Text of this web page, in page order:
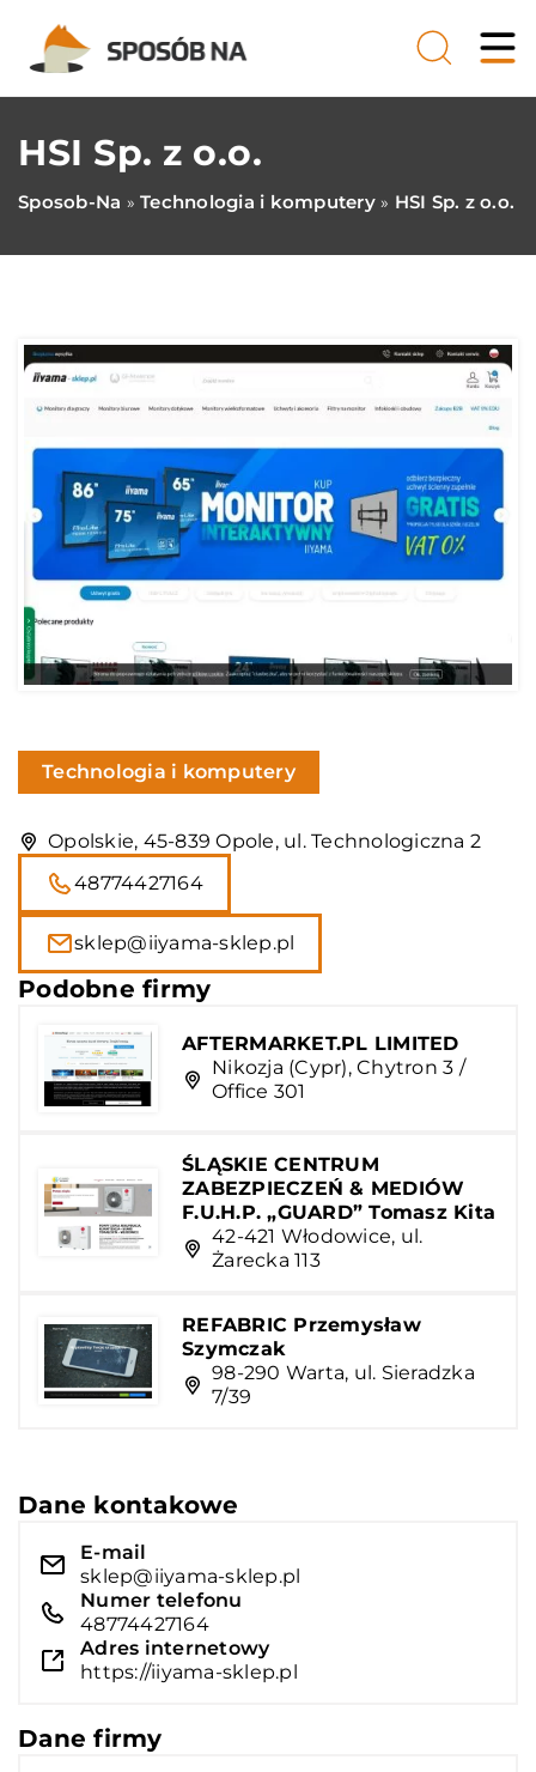
HSI Sp. z o.o.
Sposob-Na » Technologia i komputery» HSI Sp. z o.o.
Technologia i komputery
Opolskie, 45-839 Opole, ul. Technologiczna 2
48774427164
sklep@iiyama-sklep.pl
Podobne firmy
AFTERMARKET.PL LIMITED
Nikozja (Cypr), Chytron 3 /
Office 301
ŚLĄSKIE CENTRUM
ZABEZPIECZEŃ & MEDIÓW
F.U.H.P. „GUARD” Tomasz Kita
42-421 Włodowice, ul.
Żarecka 113
REFABRIC Przemysław
Szymczak
98-290 Warta, ul. Sieradzka
7/39
Dane kontakowe
E-mail
sklep@iiyama-sklep.pl
Numer telefonu
48774427164
Adres internetowy
https://iiyama-sklep.pl
Dane firmy